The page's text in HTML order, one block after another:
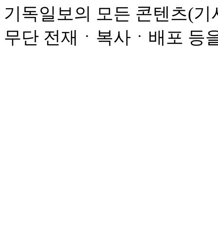
기독일보의 모든 콘텐츠(
무단 전재ㆍ복사ㆍ배포 등